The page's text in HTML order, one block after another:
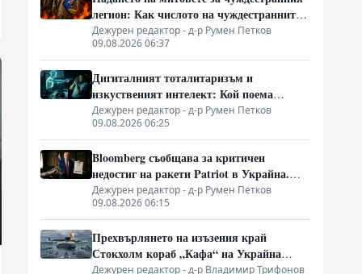
легион: Как числото на чуждестранните
бойци в ВСУ спадна драстично
Дежурен редактор - д-р Румен Петков
09.08.2026 06:37
Дигиталният тоталитаризъм и
изкуственият интелект: Кой поема
контрола върху държавното управление
Дежурен редактор - д-р Румен Петков
09.08.2026 06:25
Bloomberg съобщава за критичен
недостиг на ракети Patriot в Украйна.
Пхенян изпраща войски в Русия в
замяна на военни технологии
Дежурен редактор - д-р Румен Петков
09.08.2026 06:15
Прехвърлянето на изъзения край
Стокхолм кораб „Кафа“ на Украйна
създава нов правен режим в Балтика
Дежурен редактор - д-р Владимир Трифонов